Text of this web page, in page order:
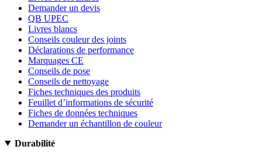
Demander un devis
QB UPEC
Livres blancs
Conseils couleur des joints
Déclarations de performance
Marquages CE
Conseils de pose
Conseils de nettoyage
Fiches techniques des produits
Feuillet d’informations de sécurité
Fiches de données techniques
Demander un échantillon de couleur
Durabilité